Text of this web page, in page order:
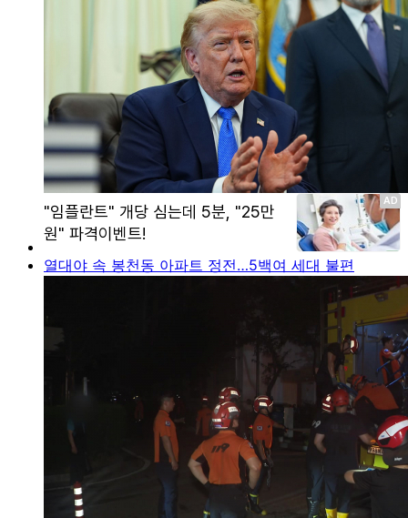
열대야 속 봉천동 아파트 정전…5백여 세대 불편